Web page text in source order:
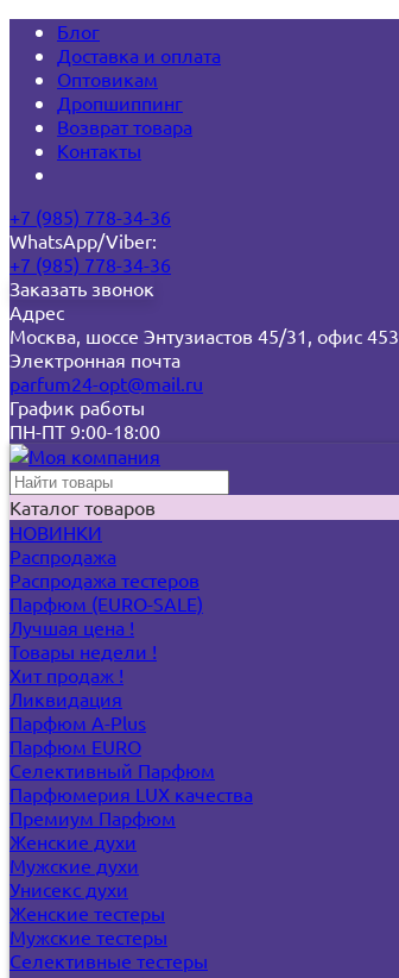
Блог
Доставка и оплата
Оптовикам
Дропшиппинг
Возврат товара
Контакты
+7 (985) 778-34-36
WhatsApp/Viber:
+7 (985) 778-34-36
Заказать звонок
Адрес
Москва, шоссе Энтузиастов 45/31, офис 453
Электронная почта
parfum24-opt@mail.ru
График работы
ПН-ПТ 9:00-18:00
Каталог товаров
НОВИНКИ
Распродажа
Распродажа тестеров
Парфюм (EURO-SALE)
Лучшая цена !
Товары недели !
Хит продаж !
Ликвидация
Парфюм A-Plus
Парфюм EURO
Селективный Парфюм
Парфюмерия LUX качества
Премиум Парфюм
Женские духи
Мужские духи
Унисекс духи
Женские тестеры
Мужские тестеры
Селективные тестеры